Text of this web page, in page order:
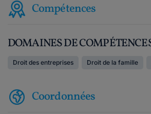
Compétences
DOMAINES DE
Droit des entreprises Droit de la famille
Coordonnées